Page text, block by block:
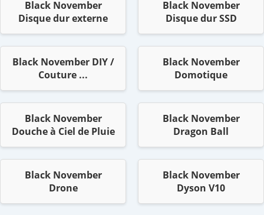
Black November
Disque dur externe
Black November
Disque dur SSD
Black November DIY /
Couture ...
Black November
Domotique
Black November
Douche à Ciel de Pluie
Black November
Dragon Ball
Black November
Drone
Black November
Dyson V10